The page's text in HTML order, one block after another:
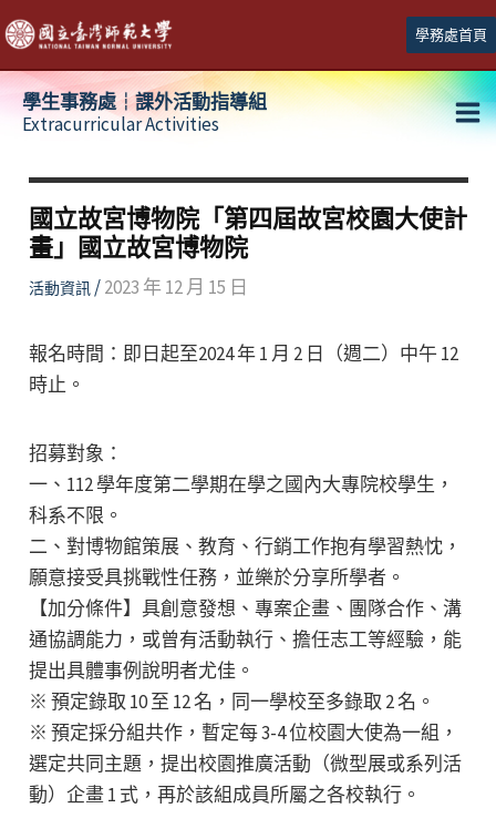
跳
至
主
學務處首頁
學生事務處┆課外活動指導組
Extracurricular Activities
國立故宮博物院「第四屆故宮校園大使計
畫」國立故宮博物院
活動資訊/2023 年 12 月 15 日
報名時間：即日起至2024 年 1 月 2 日（週二）中午 12
時止。
招募對象：
一、112 學年度第二學期在學之國內大專院校學生，
科系不限。
二、對博物館策展、教育、行銷工作抱有學習熱忱，
願意接受具挑戰性任務，並樂於分享所學者。
【加分條件】具創意發想、專案企畫、團隊合作、溝
通協調能力，或曾有活動執行、擔任志工等經驗，能
提出具體事例說明者尤佳。
※ 預定錄取 10 至 12 名，同一學校至多錄取 2 名。
※ 預定採分組共作，暫定每 3-4 位校園大使為一組，
選定共同主題，提出校園推廣活動（微型展或系列活
動）企畫 1 式，再於該組成員所屬之各校執行。